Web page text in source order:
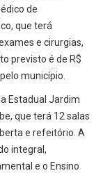
de
que terá
e cirurgias,
previsto é de R$
município.
Estadual Jardim
que terá 12 salas
e refeitório. A
integral,
e o Ensino